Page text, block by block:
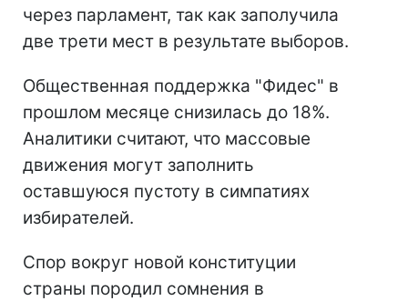
через парламент, так как заполучила
две трети мест в результате выборов.
Общественная поддержка "Фидес" в
прошлом месяце снизилась до 18%.
Аналитики считают, что массовые
движения могут заполнить
оставшуюся пустоту в симпатиях
избирателей.
Спор вокруг новой конституции
страны породил сомнения в